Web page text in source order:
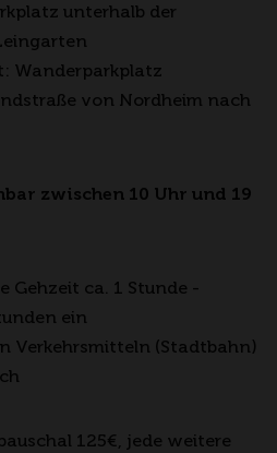
unterhalb der
Wanderparkplatz
von Nordheim nach
zwischen 10 Uhr und 19
Gehzeit ca. 1 Stunde -
ein
Verkehrsmitteln (Stadtbahn)
125€, jede weitere